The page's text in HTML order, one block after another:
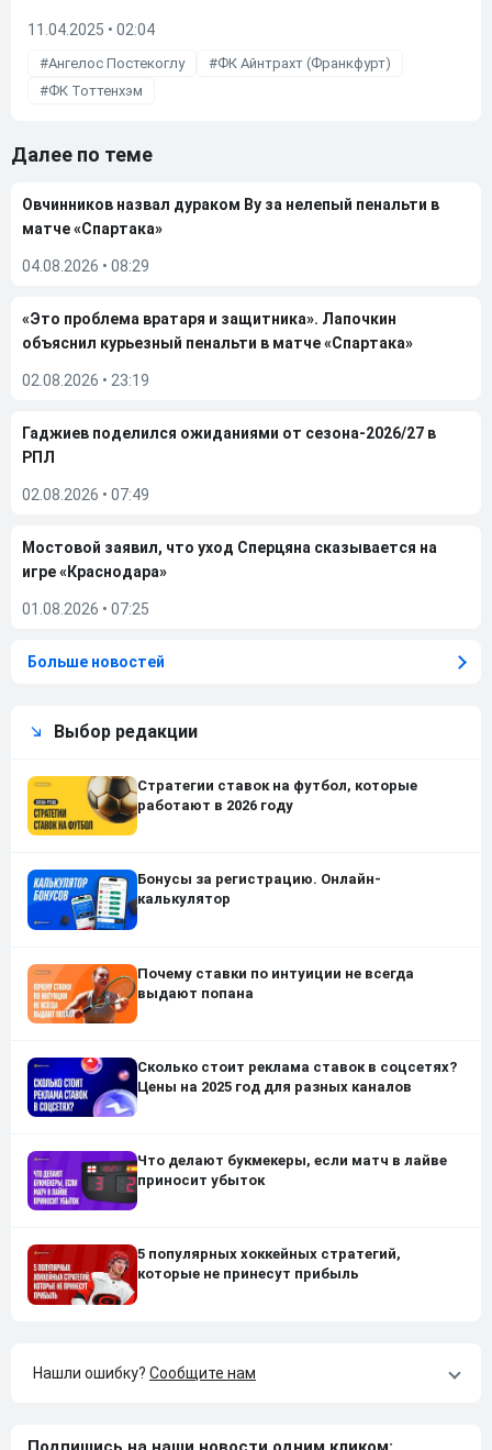
11.04.2025 • 02:04
Ангелос Постекоглу
ФК Айнтрахт (Франкфурт)
ФК Тоттенхэм
Далее по теме
Овчинников назвал дураком Ву за нелепый пенальти в
матче «Спартака»
04.08.2026 • 08:29
«Это проблема вратаря и защитника». Лапочкин
объяснил курьезный пенальти в матче «Спартака»
02.08.2026 • 23:19
Гаджиев поделился ожиданиями от сезона-2026/27 в
РПЛ
02.08.2026 • 07:49
Мостовой заявил, что уход Сперцяна сказывается на
игре «Краснодара»
01.08.2026 • 07:25
Больше новостей
Выбор редакции
Стратегии ставок на футбол, которые
работают в 2026 году
Бонусы за регистрацию. Онлайн-
калькулятор
Почему ставки по интуиции не всегда
выдают попана
Сколько стоит реклама ставок в соцсетях?
Цены на 2025 год для разных каналов
Что делают букмекеры, если матч в лайве
приносит убыток
5 популярных хоккейных стратегий,
которые не принесут прибыль
Нашли ошибку? Сообщите нам